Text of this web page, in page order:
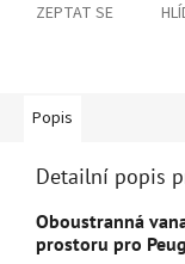
ZEPTAT SE
Popis
Detailní popis
Oboustranná
prostoru pro